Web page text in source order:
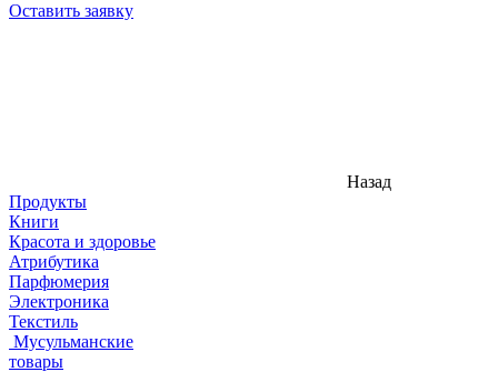
Оставить заявку
Назад
Продукты
Книги
Красота и здоровье
Атрибутика
Парфюмерия
Электроника
Текстиль
Мусульманские
товары